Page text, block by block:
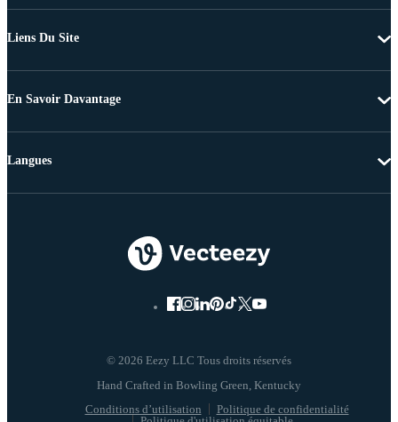
Liens Du Site
En Savoir Davantage
© 2026 Eezy LLC Tous droits réservés
Conditions d’utilisation
Politique de confidentialité
Langues